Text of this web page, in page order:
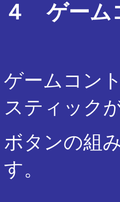
４ ゲーム
ゲームコン
スティック
ボタンの組
す。